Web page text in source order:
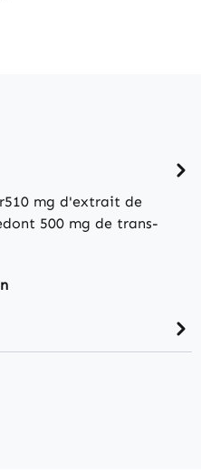
mg d'extrait de
500 mg de trans-